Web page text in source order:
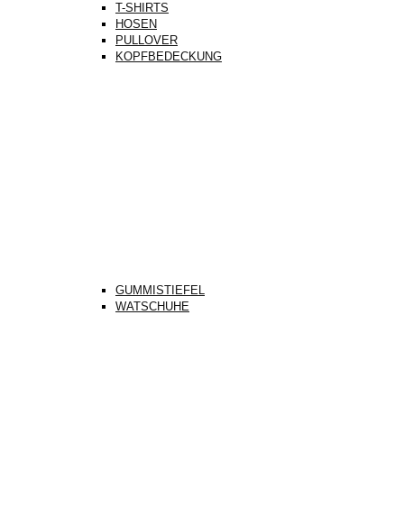
T-SHIRTS
HOSEN
PULLOVER
KOPFBEDECKUNG
GUMMISTIEFEL
WATSCHUHE